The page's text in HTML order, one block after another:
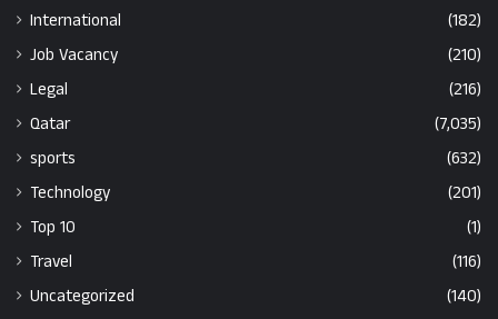
International
(182)
Job Vacancy
(210)
Legal
(216)
Qatar
(7,035)
sports
(632)
Technology
(201)
Top 10
(1)
Travel
(116)
Uncategorized
(140)